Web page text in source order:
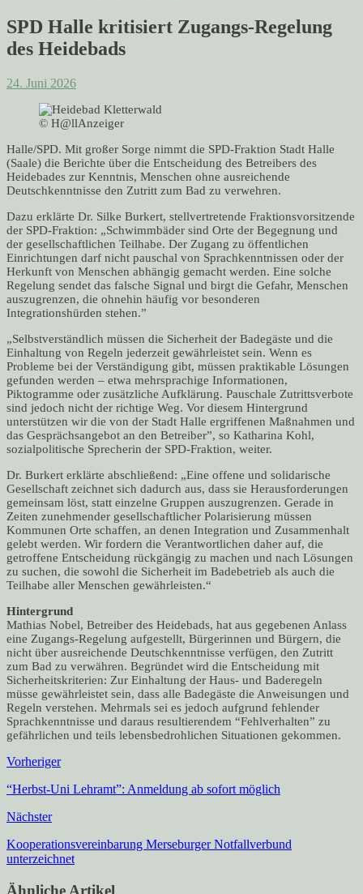
SPD Halle kritisiert Zugangs-Regelung
des Heidebads
24. Juni 2026
© H@llAnzeiger
Halle/SPD. Mit großer Sorge nimmt die SPD-Fraktion Stadt Halle
(Saale) die Berichte über die Entscheidung des Betreibers des
Heidebades zur Kenntnis, Menschen ohne ausreichende
Deutschkenntnisse den Zutritt zum Bad zu verwehren.
Dazu erklärte Dr. Silke Burkert, stellvertretende Fraktionsvorsitzende
der SPD-Fraktion: „Schwimmbäder sind Orte der Begegnung und
der gesellschaftlichen Teilhabe. Der Zugang zu öffentlichen
Einrichtungen darf nicht pauschal von Sprachkenntnissen oder der
Herkunft von Menschen abhängig gemacht werden. Eine solche
Regelung sendet das falsche Signal und birgt die Gefahr, Menschen
auszugrenzen, die ohnehin häufig vor besonderen
Integrationshürden stehen.”
„Selbstverständlich müssen die Sicherheit der Badegäste und die
Einhaltung von Regeln jederzeit gewährleistet sein. Wenn es
Probleme bei der Verständigung gibt, müssen praktikable Lösungen
gefunden werden – etwa mehrsprachige Informationen,
Piktogramme oder zusätzliche Aufklärung. Pauschale Zutrittsverbote
sind jedoch nicht der richtige Weg. Vor diesem Hintergrund
unterstützen wir die von der Stadt Halle ergriffenen Maßnahmen und
das Gesprächsangebot an den Betreiber”, so Katharina Kohl,
sozialpolitische Sprecherin der SPD-Fraktion, weiter.
Dr. Burkert erklärte abschließend: „Eine offene und solidarische
Gesellschaft zeichnet sich dadurch aus, dass sie Herausforderungen
gemeinsam löst, statt einzelne Gruppen auszugrenzen. Gerade in
Zeiten zunehmender gesellschaftlicher Polarisierung müssen
Kommunen Orte schaffen, an denen Integration und Zusammenhalt
gelebt werden. Wir fordern die Verantwortlichen daher auf, die
getroffene Entscheidung rückgängig zu machen und nach Lösungen
zu suchen, die sowohl die Sicherheit im Badebetrieb als auch die
Teilhabe aller Menschen gewährleisten.“
Hintergrund
Mathias Nobel, Betreiber des Heidebads, hat aus gegebenen Anlass
eine Zugangs-Regelung aufgestellt, Bürgerinnen und Bürgern, die
nicht über ausreichende Deutschkenntnisse verfügen, den Zutritt
zum Bad zu verwähren. Begründet wird die Entscheidung mit
Sicherheitskriterien: Zur Einhaltung der Haus- und Baderegeln
müsse gewährleistet sein, dass alle Badegäste die Anweisungen und
Regeln verstehen. Mehrmals sei es jedoch aufgrund fehlender
Sprachkenntnisse und daraus resultierendem “Fehlverhalten” zu
gefährlichen und teils lebensbedrohlichen Situationen gekommen.
Vorheriger
“Herbst-Uni Lehramt”: Anmeldung ab sofort möglich
Nächster
Kooperationsvereinbarung Merseburger Notfallverbund
unterzeichnet
Ähnliche Artikel